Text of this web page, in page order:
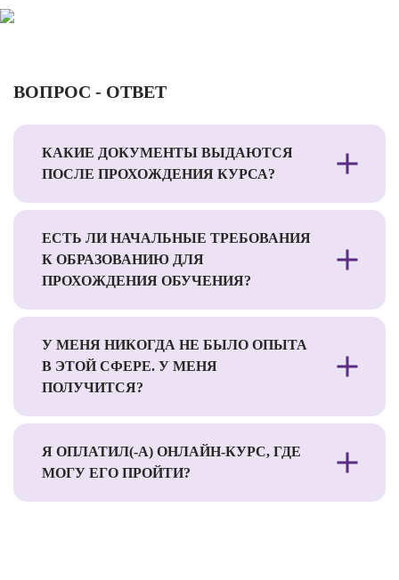
ВОПРОС - ОТВЕТ
КАКИЕ ДОКУМЕНТЫ ВЫДАЮТСЯ
ПОСЛЕ ПРОХОЖДЕНИЯ КУРСА?
ЕСТЬ ЛИ НАЧАЛЬНЫЕ ТРЕБОВАНИЯ
К ОБРАЗОВАНИЮ ДЛЯ
ПРОХОЖДЕНИЯ ОБУЧЕНИЯ?
У МЕНЯ НИКОГДА НЕ БЫЛО ОПЫТА
В ЭТОЙ СФЕРЕ. У МЕНЯ
ПОЛУЧИТСЯ?
Я ОПЛАТИЛ(-А) ОНЛАЙН-КУРС, ГДЕ
МОГУ ЕГО ПРОЙТИ?